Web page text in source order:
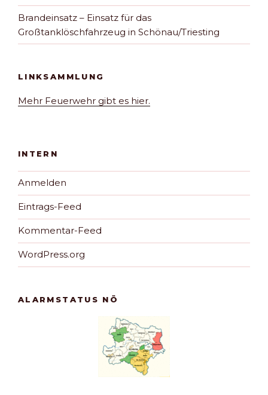
Brandeinsatz – Einsatz für das
Großtanklöschfahrzeug in Schönau/Triesting
LINKSAMMLUNG
Mehr Feuerwehr gibt es hier.
INTERN
Anmelden
Eintrags-Feed
Kommentar-Feed
WordPress.org
ALARMSTATUS NÖ